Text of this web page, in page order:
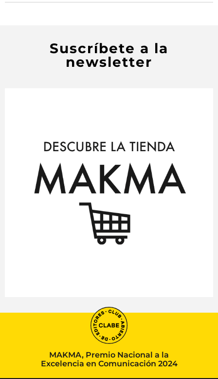
Suscríbete a la
newsletter
MAKMA, Premio Nacional a la
Excelencia en Comunicación 2024